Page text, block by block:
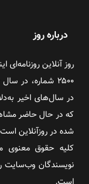
درباره روز
در سال‌های اخیر
که در حال حاضر
شده در روزآنلاین
کلیه حقوق معنوی
نویسندگان وب‌سایت